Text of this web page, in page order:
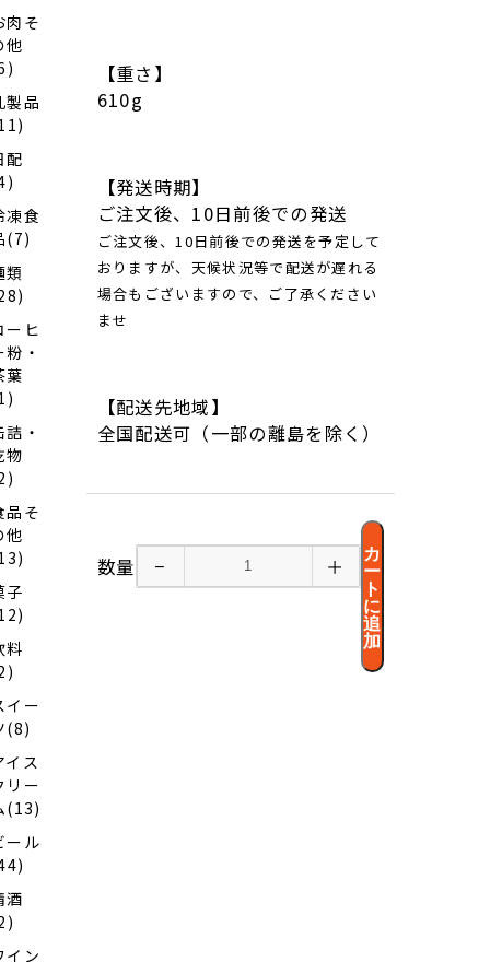
肉そ
他
製品
配
凍食
(7)
類
ーヒ
粉・
葉
詰・
物
品そ
他
子
料
イー
(8)
イス
リー
(13)
ール
酒
イン
【重さ】
610g
【発送時期】
ご注文後、10日前後での発送
ご注文後、10日前後での発送を予定して
おりますが、天候状況等で配送が遅れる
場合もございますので、ご了承ください
ませ
【配送先地域】
全国配送可（一部の離島を除く）
数量 − ＋
カ
ー
ト
に
追
加